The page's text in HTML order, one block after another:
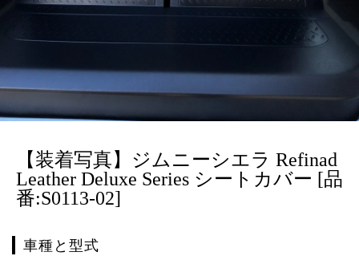
【装着写真】ジムニーシエラ Refinad
Leather Deluxe Series シートカバー [品
番:S0113-02]
車種と型式